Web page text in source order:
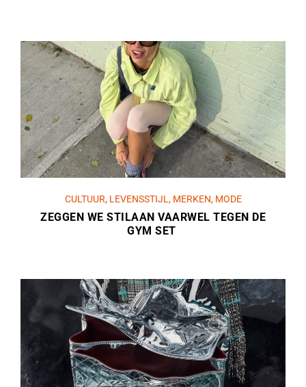
CULTUUR, LEVENSSTIJL , MERKEN, MODE
ZEGGEN WE STILAAN VAARWEL TEGEN DE
GYM SET